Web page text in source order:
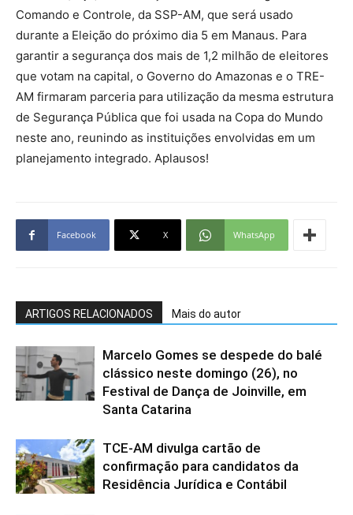
Comando e Controle, da SSP-AM, que será usado
durante a Eleição do próximo dia 5 em Manaus. Para
garantir a segurança dos mais de 1,2 milhão de eleitores
que votam na capital, o Governo do Amazonas e o TRE-
AM firmaram parceria para utilização da mesma estrutura
de Segurança Pública que foi usada na Copa do Mundo
neste ano, reunindo as instituições envolvidas em um
planejamento integrado. Aplausos!
Facebook X WhatsApp
ARTIGOS RELACIONADOS Mais do autor
Marcelo Gomes se despede do balé
clássico neste domingo (26), no
Festival de Dança de Joinville, em
Santa Catarina
TCE-AM divulga cartão de
confirmação para candidatos da
Residência Jurídica e Contábil